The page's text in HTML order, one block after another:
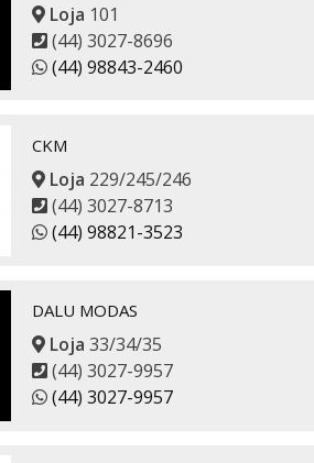
Loja 101
(44) 3027-8696
(44) 98843-2460
CKM
Loja 229/245/246
(44) 3027-8713
(44) 98821-3523
DALU MODAS
Loja 33/34/35
(44) 3027-9957
(44) 3027-9957